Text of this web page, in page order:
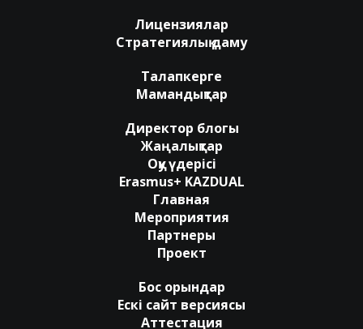
Лицензиялар
Стратегиялық даму
Талапкерге
Мамандықтар
Директор блогы
Жаңалықтар
Оқу үдерісі
Erasmus+ KAZDUAL
Главная
Мероприятия
Партнеры
Проект
Бос орындар
Ескі сайт версиясы
Аттестация